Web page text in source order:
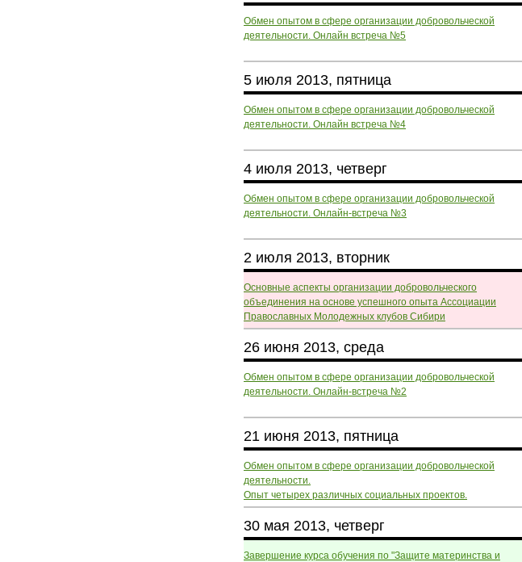
Обмен опытом в сфере организации добровольческой
деятельности. Онлайн встреча №5
5 июля 2013, пятница
Обмен опытом в сфере организации добровольческой
деятельности. Онлайн встреча №4
4 июля 2013, четверг
Обмен опытом в сфере организации добровольческой
деятельности. Онлайн-встреча №3
2 июля 2013, вторник
Основные аспекты организации добровольческого
объединения на основе успешного опыта Ассоциации
Православных Молодежных клубов Сибири
26 июня 2013, среда
Обмен опытом в сфере организации добровольческой
деятельности. Онлайн-встреча №2
21 июня 2013, пятница
Обмен опытом в сфере организации добровольческой
деятельности.
Опыт четырех различных социальных проектов.
30 мая 2013, четверг
Завершение курса обучения по "Защите материнства и